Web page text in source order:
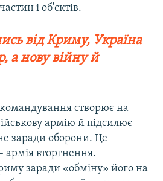
і об'єктів.
від Криму, Україна
а нову війну й
командування створює на
армію й підсилює
заради оборони. Це
армія вторгнення.
заради «обміну» його на